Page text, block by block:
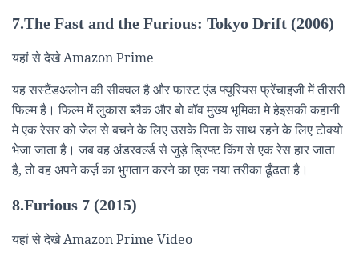
7.The Fast and the Furious: Tokyo Drift (2006)
यहां से देखे Amazon Prime
यह सस्टैंडअलोन की सीक्वल है और फास्ट एंड फ्यूरियस फ्रेंचाइजी में तीसरी
फिल्म है। फिल्म में लुकास ब्लैक और बो वॉव मुख्य भूमिका मे हेइसकी कहानी
मे एक रेसर को जेल से बचने के लिए उसके पिता के साथ रहने के लिए टोक्यो
भेजा जाता है। जब वह अंडरवर्ल्ड से जुड़े ड्रिफ्ट किंग से एक रेस हार जाता
है, तो वह अपने कर्ज़ का भुगतान करने का एक नया तरीका ढूँढता है।
8.Furious 7 (2015)
यहां से देखे Amazon Prime Video